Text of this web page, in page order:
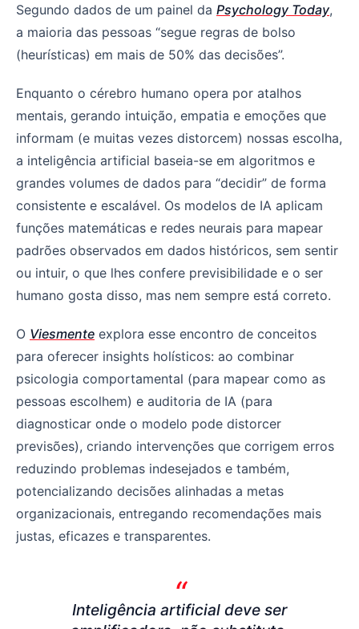
Segundo dados de um painel da Psychology Today,
a maioria das pessoas “segue regras de bolso
(heurísticas) em mais de 50% das decisões”.
Enquanto o cérebro humano opera por atalhos
mentais, gerando intuição, empatia e emoções que
informam (e muitas vezes distorcem) nossas escolha,
a inteligência artificial baseia-se em algoritmos e
grandes volumes de dados para “decidir” de forma
consistente e escalável. Os modelos de IA aplicam
funções matemáticas e redes neurais para mapear
padrões observados em dados históricos, sem sentir
ou intuir, o que lhes confere previsibilidade e o ser
humano gosta disso, mas nem sempre está correto.
O Viesmente explora esse encontro de conceitos
para oferecer insights holísticos: ao combinar
psicologia comportamental (para mapear como as
pessoas escolhem) e auditoria de IA (para
diagnosticar onde o modelo pode distorcer
previsões), criando intervenções que corrigem erros
reduzindo problemas indesejados e também,
potencializando decisões alinhadas a metas
organizacionais, entregando recomendações mais
justas, eficazes e transparentes.
Inteligência artificial deve ser